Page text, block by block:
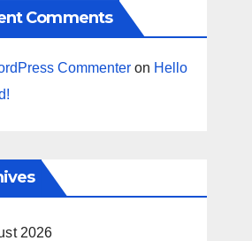
Comments
Commenteron Hello
2026